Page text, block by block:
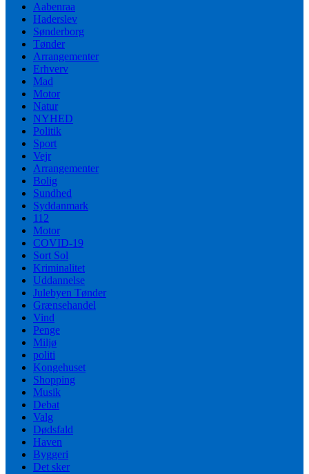
Aabenraa
Haderslev
Sønderborg
Tønder
Arrangementer
Erhverv
Mad
Motor
Natur
NYHED
Politik
Sport
Vejr
Arrangementer
Bolig
Sundhed
Syddanmark
112
Motor
COVID-19
Sort Sol
Kriminalitet
Uddannelse
Julebyen Tønder
Grænsehandel
Vind
Penge
Miljø
politi
Kongehuset
Shopping
Musik
Debat
Valg
Dødsfald
Haven
Byggeri
Det sker